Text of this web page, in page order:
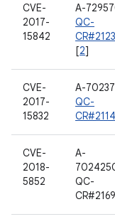
CVE-
2017-
15842
A-
QC-
[2]
CVE-
2017-
15832
A-
QC-
CVE-
2018-
5852
A-
QC-